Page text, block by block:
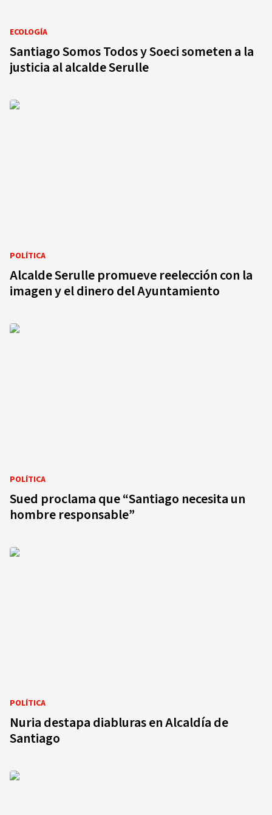
ECOLOGÍA
Santiago Somos Todos y Soeci someten a la
justicia al alcalde Serulle
POLÍTICA
Alcalde Serulle promueve reelección con la
imagen y el dinero del Ayuntamiento
POLÍTICA
Sued proclama que “Santiago necesita un
hombre responsable”
POLÍTICA
Nuria destapa diabluras en Alcaldía de
Santiago